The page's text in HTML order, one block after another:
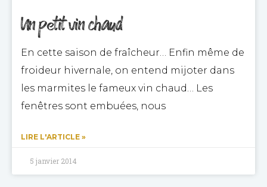
Un petit vin chaud
En cette saison de fraîcheur… Enfin même de
froideur hivernale, on entend mijoter dans
les marmites le fameux vin chaud… Les
fenêtres sont embuées, nous
LIRE L'ARTICLE »
5 janvier 2014